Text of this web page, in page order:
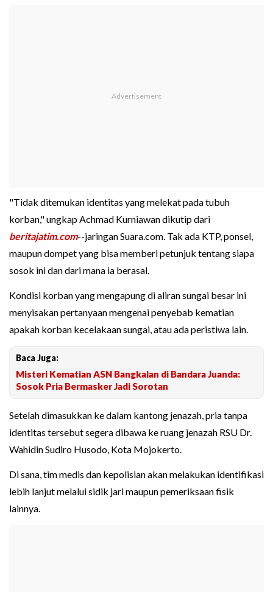
"Tidak ditemukan identitas yang melekat pada tubuh
korban," ungkap Achmad Kurniawan dikutip dari
beritajatim.com--jaringan Suara.com. Tak ada KTP, ponsel,
maupun dompet yang bisa memberi petunjuk tentang siapa
sosok ini dan dari mana ia berasal.
Kondisi korban yang mengapung di aliran sungai besar ini
menyisakan pertanyaan mengenai penyebab kematian
apakah korban kecelakaan sungai, atau ada peristiwa lain.
Baca Juga:
Misteri Kematian ASN Bangkalan di Bandara Juanda:
Sosok Pria Bermasker Jadi Sorotan
Setelah dimasukkan ke dalam kantong jenazah, pria tanpa
identitas tersebut segera dibawa ke ruang jenazah RSU Dr.
Wahidin Sudiro Husodo, Kota Mojokerto.
Di sana, tim medis dan kepolisian akan melakukan identifikasi
lebih lanjut melalui sidik jari maupun pemeriksaan fisik
lainnya.